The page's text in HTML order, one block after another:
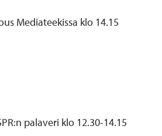
Mediateekissa klo 14.15
palaveri klo 12.30-14.15